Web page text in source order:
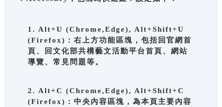
1. Alt+U (Chrome,Edge), Alt+Shift+U
(Firefox)：右上方功能區塊，包括回官網首
頁、回文化部共構藝文活動平台首頁、網站
導覽、常見問題等。
2. Alt+C (Chrome,Edge), Alt+Shift+C
(Firefox)：中央內容區塊，為本頁主要內容